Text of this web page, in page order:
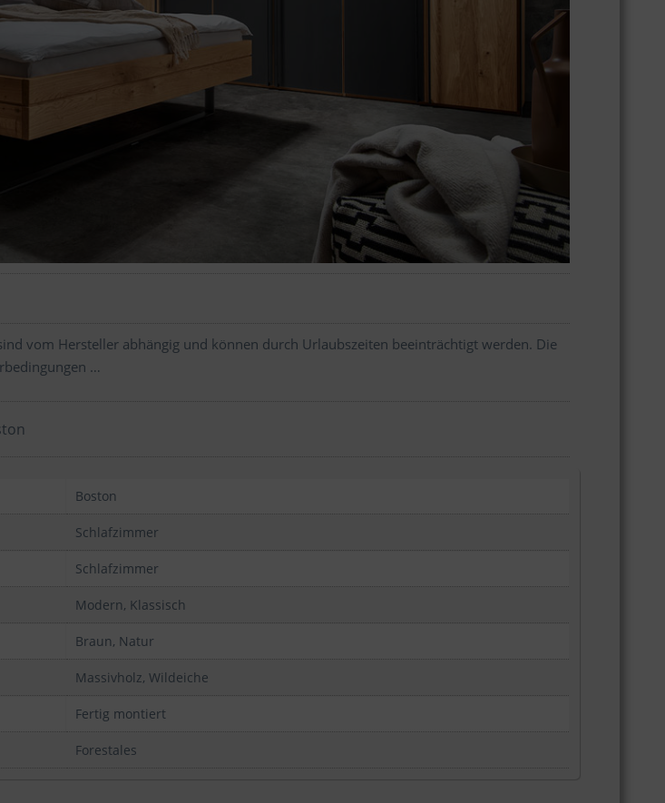
vom Hersteller abhängig und können durch Urlaubszeiten beeinträchtigt werden. Die
…
Boston
Schlafzimmer
Schlafzimmer
Modern, Klassisch
Braun, Natur
Massivholz, Wildeiche
Fertig montiert
Forestales